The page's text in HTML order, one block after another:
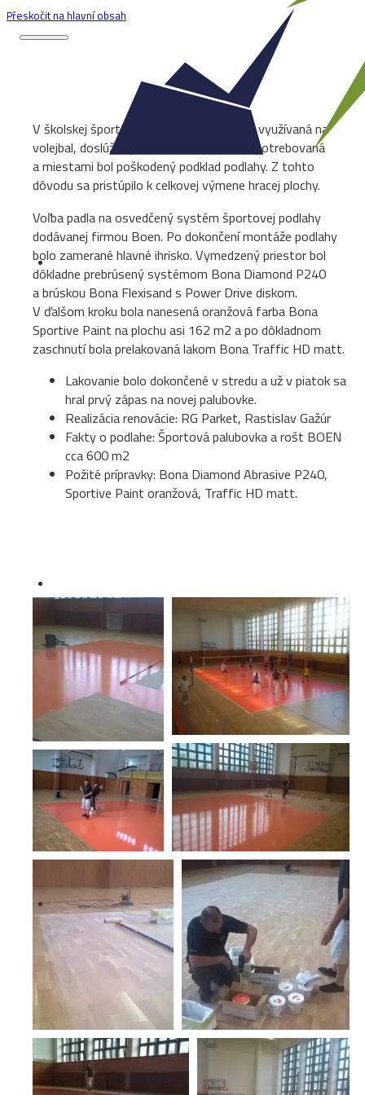
Přeskočit na hlavní obsah
V školskej športovej hale, ktorá je hlavne využívaná na
volejbal, doslúžila podlaha. Bola značne opotrebovaná
a miestami bol poškodený podklad podlahy. Z tohto
dôvodu sa pristúpilo k celkovej výmene hracej plochy.
Voľba padla na osvedčený systém športovej podlahy
dodávanej firmou Boen. Po dokončení montáže podlahy
bolo zamerané hlavné ihrisko. Vymedzený priestor bol
dôkladne prebrúsený systémom Bona Diamond P240
a brúskou Bona Flexisand s Power Drive diskom.
V ďalšom kroku bola nanesená oranžová farba Bona
Sportive Paint na plochu asi 162 m2 a po dôkladnom
zaschnutí bola prelakovaná lakom Bona Traffic HD matt.
Lakovanie bolo dokončené v stredu a už v piatok sa
hral prvý zápas na novej palubovke.
Realizácia renovácie: RG Parket, Rastislav Gažúr
Fakty o podlahe: Športová palubovka a rošt BOEN
cca 600 m2
Požité prípravky: Bona Diamond Abrasive P240,
Sportive Paint oranžová, Traffic HD matt.